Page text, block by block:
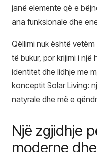
janë elemente që e
ana funksionale dhe
Qëllimi nuk është
të bukur, por krijimi i një
identitet dhe lidhje me
konceptit Solar Living:
natyrale dhe më e
Një zgjidhje
moderne